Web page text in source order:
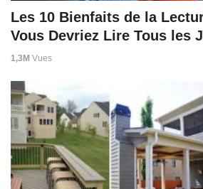
Les 10 Bienfaits de la
Vous Devriez Lire Tous les
1,3M Vues